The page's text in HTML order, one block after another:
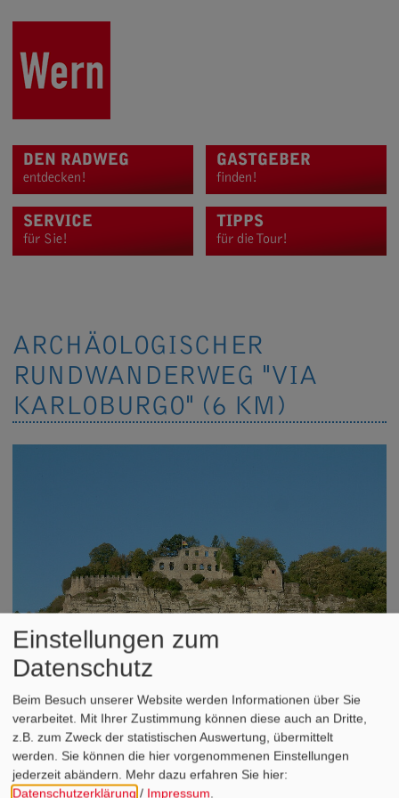
DEN RADWEG
entdecken!
GASTGEBER
finden!
SERVICE
für Sie!
TIPPS
für die Tour!
ARCHÄOLOGISCHER
RUNDWANDERWEG "VIA
KARLOBURGO" (6 KM)
Die archäologische Forschung hat in den letzten Jahren
bedeutsame Ereignisse hinsichtlich der landesgeschichtlichen
Stellung des früh- bis hochmittelalterlichen Zentralortes Karlburg
Einstellungen zum
Datenschutz
Beim Besuch unserer Website werden Informationen über Sie
verarbeitet. Mit Ihrer Zustimmung können diese auch an Dritte,
z.B. zum Zweck der statistischen Auswertung, übermittelt
werden. Sie können die hier vorgenommenen Einstellungen
jederzeit abändern. Mehr dazu erfahren Sie hier:
Datenschutzerklärung / Impressum.